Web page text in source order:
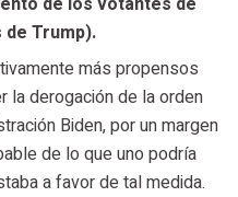
de Trump).
más propensos
la derogación de la orden
Biden, por un margen
de lo que uno podría
a favor de tal medida.